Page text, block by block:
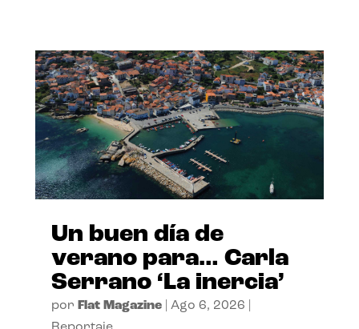
Un buen día de
verano para… Carla
Serrano ‘La inercia’
por Flat Magazine| Ago 6, 2026